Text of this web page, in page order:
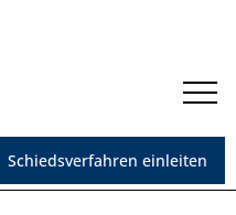
Schiedsverfahren einleiten